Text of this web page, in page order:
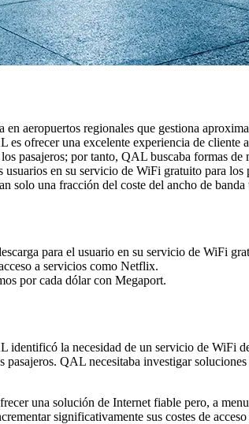
aeropuertos regionales que gestiona
ofrecer una excelente experiencia de cliente
pasajeros; por tanto, QAL buscaba formas
en su servicio de WiFi gratuito para
solo una fracción del coste del ancho de
para el usuario en su servicio de WiFi
a servicios como Netflix.
por cada dólar con Megaport.
la necesidad de un servicio de WiFi
QAL necesitaba investigar
una solución de Internet fiable pero, a
significativamente sus costes de